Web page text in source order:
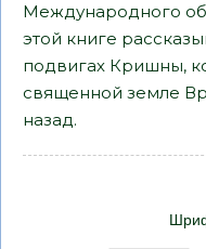
Международного
этой книге
подвигах Кришны,
священной земле
назад.